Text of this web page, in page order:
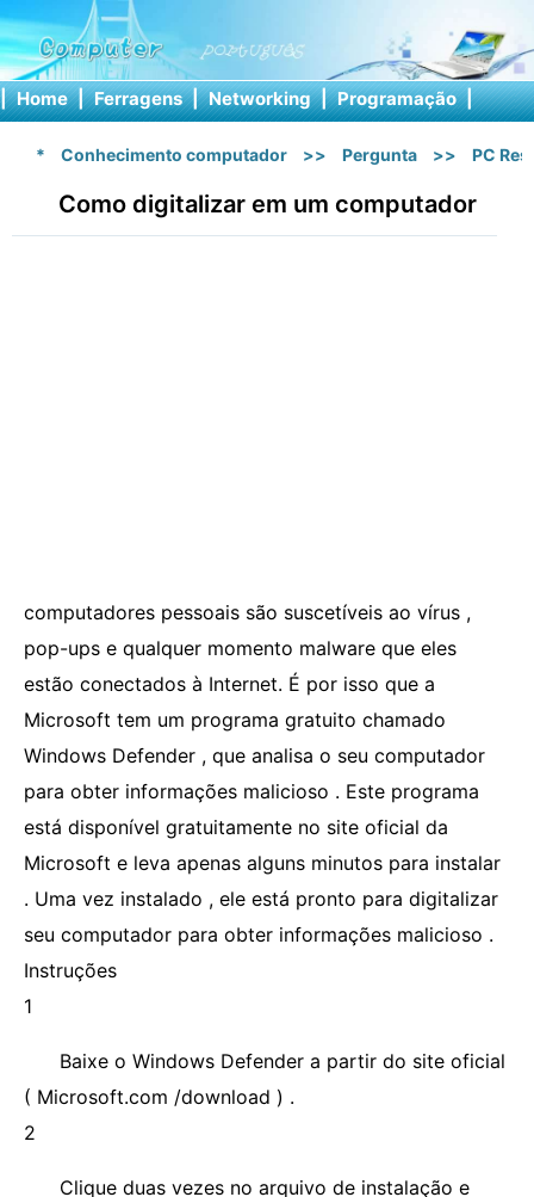
| Home | Ferragens | Networking | Programação |
* Conhecimento computador >> Pergunta >> PC
Como digitalizar em um computador
computadores pessoais são suscetíveis ao vírus ,
pop-ups e qualquer momento malware que eles
estão conectados à Internet. É por isso que a
Microsoft tem um programa gratuito chamado
Windows Defender , que analisa o seu computador
para obter informações malicioso . Este programa
está disponível gratuitamente no site oficial da
Microsoft e leva apenas alguns minutos para instalar
. Uma vez instalado , ele está pronto para digitalizar
seu computador para obter informações malicioso .
Instruções
1
Baixe o Windows Defender a partir do site oficial
( Microsoft.com /download ) .
2
Clique duas vezes no arquivo de instalação e